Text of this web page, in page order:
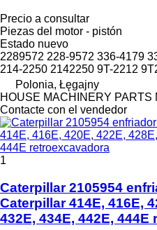
Precio a consultar
Piezas del motor - pistón
Estado nuevo
2289572 228-9572 336-4179
214-2250 2142250 9T-2212
Polonia, Łęgajny
HOUSE MACHINERY PARTS
Contacte con el vendedor
1
Caterpillar 2105954
Caterpillar 414E, 416E,
432E, 434E, 442E,